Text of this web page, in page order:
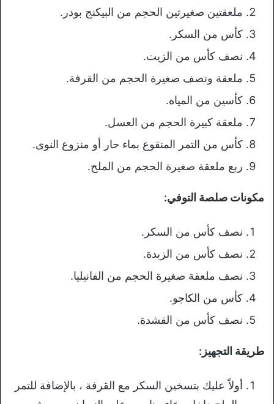
ملعقتين صغيرتين الحجم من البيكنج بودر.
كأس من السكر.
نصف كأس من الزيت.
ملعقة ونصف صغيرة الحجم من القرفة.
كأسين من المياه.
ملعقة كبيرة الحجم من العسل.
كأس من التمر المنقوع بماء حار أو منزوع النوى.
ربع ملعقة صغيرة الحجم من الملح.
مكونات صلصة التوفي:
نصف كأس من السكر.
نصف كأس من الزبدة.
نصف ملعقة صغيرة الحجم من الفانيليا.
كأس من الكاجو.
نصف كأس من القشدة.
طريقة التجهيز:
أولاً عليك بتسخين السكر مع القرفة ، بالإضافة للتمر